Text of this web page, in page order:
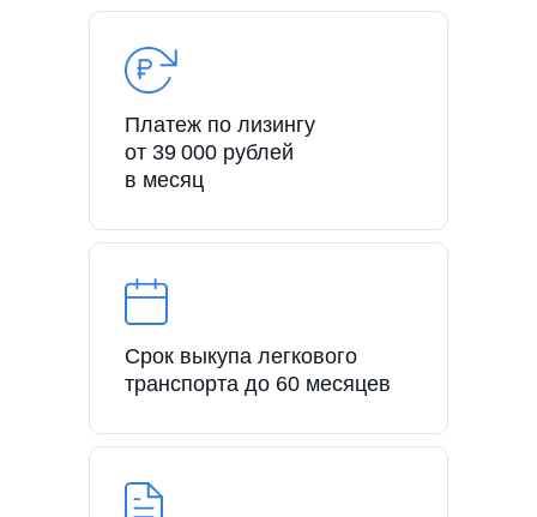
Платеж по лизингу
от 39 000 рублей
в месяц
Срок выкупа легкового
транспорта до 60 месяцев